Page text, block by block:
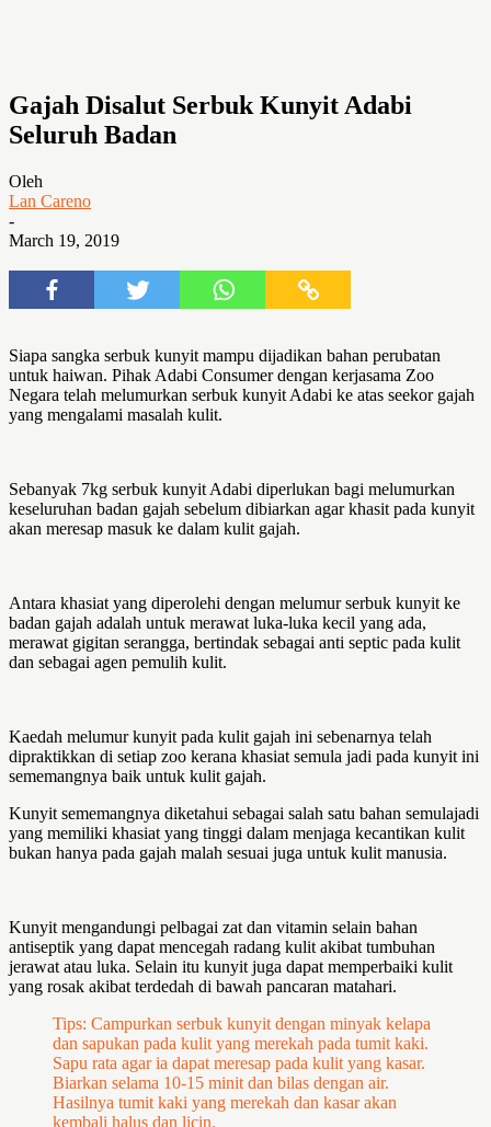
Gajah Disalut Serbuk Kunyit Adabi
Seluruh Badan
Oleh
Lan Careno
-
March 19, 2019
Siapa sangka serbuk kunyit mampu dijadikan bahan perubatan
untuk haiwan. Pihak Adabi Consumer dengan kerjasama Zoo
Negara telah melumurkan serbuk kunyit Adabi ke atas seekor gajah
yang mengalami masalah kulit.
Sebanyak 7kg serbuk kunyit Adabi diperlukan bagi melumurkan
keseluruhan badan gajah sebelum dibiarkan agar khasit pada kunyit
akan meresap masuk ke dalam kulit gajah.
Antara khasiat yang diperolehi dengan melumur serbuk kunyit ke
badan gajah adalah untuk merawat luka-luka kecil yang ada,
merawat gigitan serangga, bertindak sebagai anti septic pada kulit
dan sebagai agen pemulih kulit.
Kaedah melumur kunyit pada kulit gajah ini sebenarnya telah
dipraktikkan di setiap zoo kerana khasiat semula jadi pada kunyit ini
sememangnya baik untuk kulit gajah.
Kunyit sememangnya diketahui sebagai salah satu bahan semulajadi
yang memiliki khasiat yang tinggi dalam menjaga kecantikan kulit
bukan hanya pada gajah malah sesuai juga untuk kulit manusia.
Kunyit mengandungi pelbagai zat dan vitamin selain bahan
antiseptik yang dapat mencegah radang kulit akibat tumbuhan
jerawat atau luka. Selain itu kunyit juga dapat memperbaiki kulit
yang rosak akibat terdedah di bawah pancaran matahari.
Tips: Campurkan serbuk kunyit dengan minyak kelapa
dan sapukan pada kulit yang merekah pada tumit kaki.
Sapu rata agar ia dapat meresap pada kulit yang kasar.
Biarkan selama 10-15 minit dan bilas dengan air.
Hasilnya tumit kaki yang merekah dan kasar akan
kembali halus dan licin.